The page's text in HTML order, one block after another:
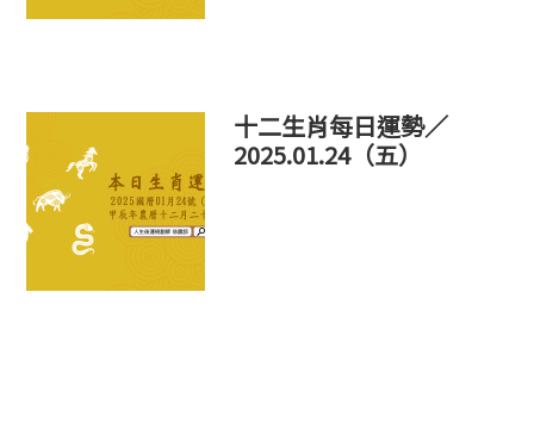
十二生肖每日運勢／
2025.01.24（五）